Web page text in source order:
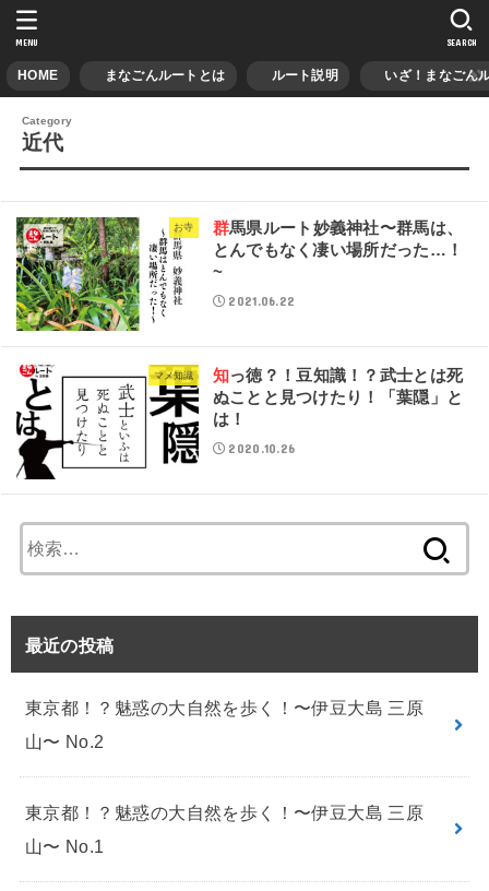
HOME まなごんルートとは ルート説明 いざ！まなごん
SEARCH
MENU
近代
お寺
群馬県ルート妙義神社〜群馬は、
とんでもなく凄い場所だった…！
~
2021.06.22
マメ知識
知っ徳？！豆知識！？武士とは死
ぬことと見つけたり！「葉隠」と
は！
2020.10.26
索:
最近の投稿
東京都！？魅惑の大自然を歩く！〜伊豆大島 三原
山〜 No.2
東京都！？魅惑の大自然を歩く！〜伊豆大島 三原
山〜 No.1